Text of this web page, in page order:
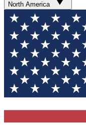
North America